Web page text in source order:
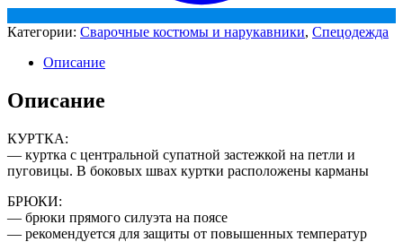
Категории: Сварочные костюмы и нарукавники, Спецодежда
Описание
Описание
КУРТКА:
— куртка с центральной супатной застежкой на петли и
пуговицы. В боковых швах куртки расположены карманы
БРЮКИ:
— брюки прямого силуэта на поясе
— рекомендуется для защиты от повышенных температур